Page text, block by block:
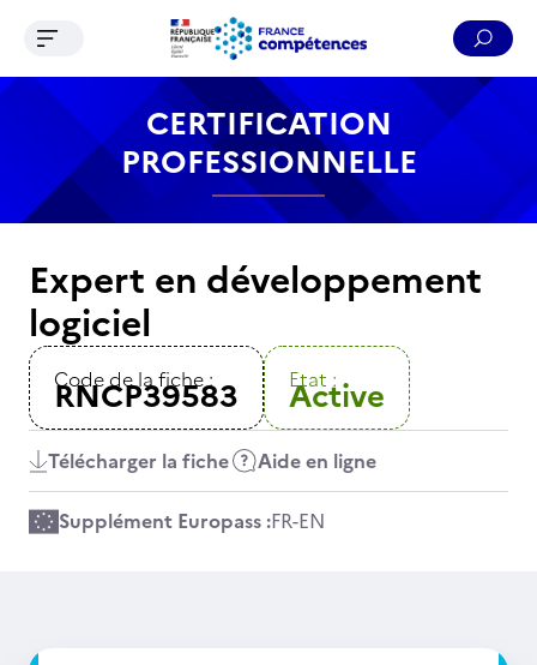
Contenu Recherche Menu Pied de page
Ouvrir le menu de navigation
CERTIFICATION
PROFESSIONNELLE
Expert en développement
logiciel
Code de la fiche :
RNCP39583 Etat :
Active
Télécharger la fiche Aide en ligne
Supplément Europass :FR-EN